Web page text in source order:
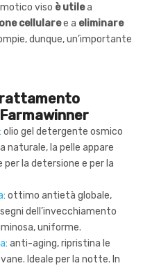
viso è utilea
cellularee a eliminare
dunque, un’importante
olio gel detergente osmico
naturale, la pelle appare
la detersione e per la
: ottimo antietà globale,
dell’invecchiamento
uniforme.
: anti-aging, ripristina le
Ideale per la notte. In